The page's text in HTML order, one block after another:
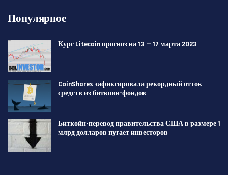
Популярное
Курс Litecoin прогноз на 13 — 17 марта 2023
CoinShares зафиксировала рекордный отток
средств из биткоин-фондов
Биткойн-перевод правительства США в размере 1
млрд долларов пугает инвесторов